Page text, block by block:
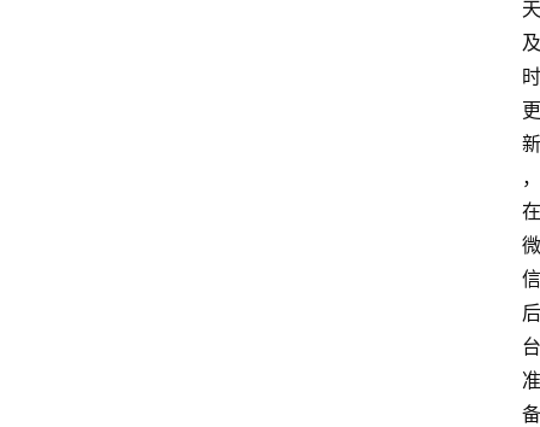
天
及
时
更
新
，
在
微
信
后
台
准
备